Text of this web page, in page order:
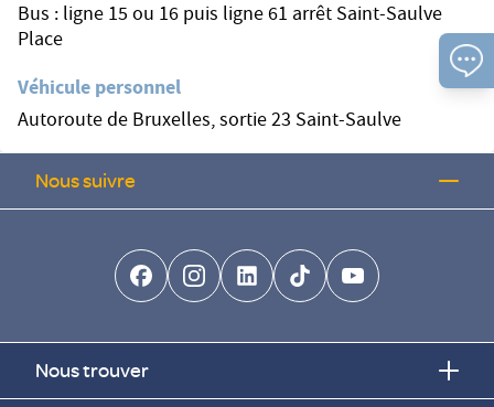
Bus : ligne 15 ou 16 puis ligne 61 arrêt Saint-Saulve
Place
Véhicule personnel
Autoroute de Bruxelles, sortie 23 Saint-Saulve
Nous suivre
facebook-brands
instagramlinkedin-brands
tiktok-brands
youtube
Nous trouver